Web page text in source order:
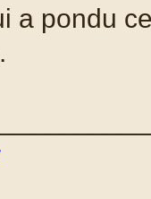
a pondu